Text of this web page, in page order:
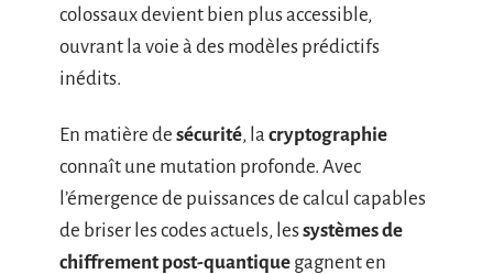
colossaux devient bien plus accessible,
ouvrant la voie à des modèles prédictifs
inédits.
En matière de sécurité, la cryptographie
connaît une mutation profonde. Avec
l’émergence de puissances de calcul capables
de briser les codes actuels, lessystèmes de
chiffrement post-quantique gagnent en